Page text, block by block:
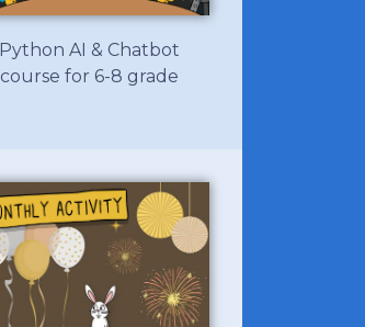
Python AI & Chatbot
course for 6-8 grade